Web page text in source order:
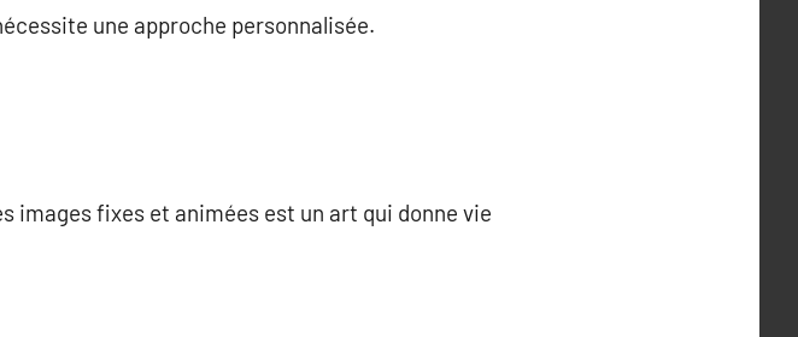
une approche personnalisée.
images fixes et animées est un art qui donne vie